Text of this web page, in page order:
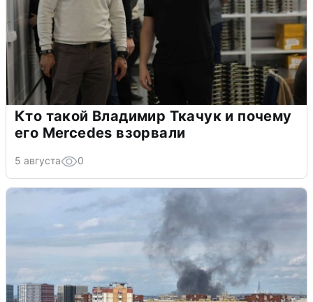
Кто такой Владимир Ткачук и почему
его Mercedes взорвали
5 августа 0